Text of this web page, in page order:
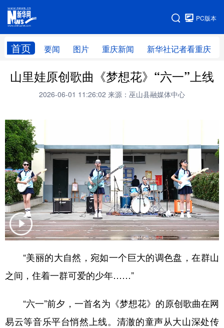
PC版本
首页 要闻 图片 重庆新闻 新华社记者看重庆
网站地图
山里娃原创歌曲《梦想花》“六一”上线
2026-06-01 11:26:02 来源：巫山县融媒体中心
“美丽的大自然，宛如一个巨大的调色盘，在群山
之间，住着一群可爱的少年……”
“六一”前夕，一首名为《梦想花》的原创歌曲在网
易云等音乐平台悄然上线。清澈的童声从大山深处传